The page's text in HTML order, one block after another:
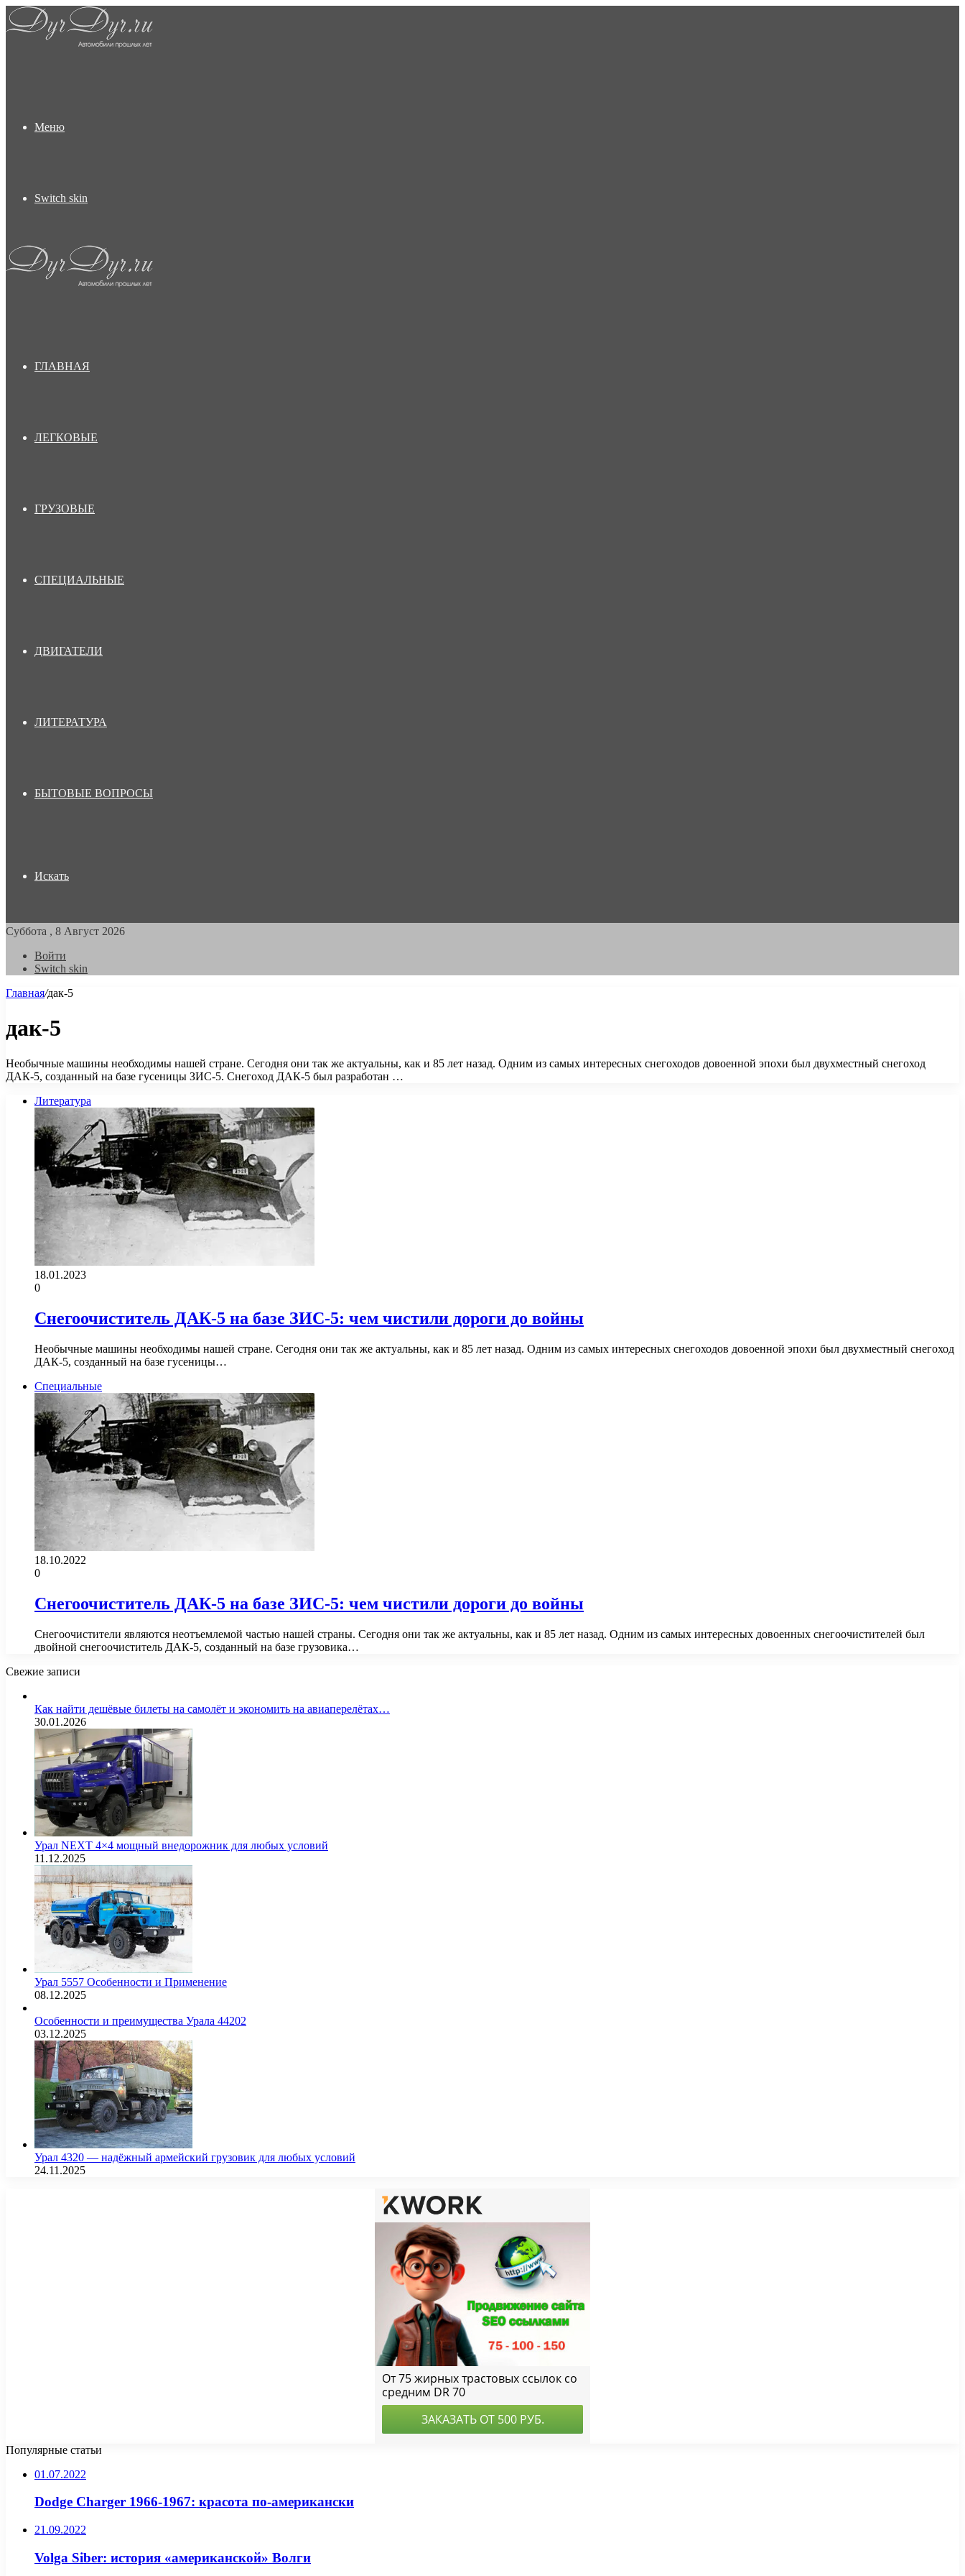
Меню
Switch skin
ГЛАВНАЯ
ЛЕГКОВЫЕ
ГРУЗОВЫЕ
СПЕЦИАЛЬНЫЕ
ДВИГАТЕЛИ
ЛИТЕРАТУРА
БЫТОВЫЕ ВОПРОСЫ
Искать
Суббота , 8 Август 2026
Войти
Switch skin
Главная/дак-5
дак-5
Необычные машины необходимы нашей стране. Сегодня они так же актуальны, как и 85 лет назад. Одним из самых интересных снегоходов довоенной эпохи был двухместный снегоход
ДАК-5, созданный на базе гусеницы ЗИС-5. Снегоход ДАК-5 был разработан …
Литература
18.01.2023
0
Снегоочиститель ДАК-5 на базе ЗИС-5: чем чистили дороги до войны
Необычные машины необходимы нашей стране. Сегодня они так же актуальны, как и 85 лет назад. Одним из самых интересных снегоходов довоенной эпохи был двухместный снегоход
ДАК-5, созданный на базе гусеницы…
Специальные
18.10.2022
0
Снегоочиститель ДАК-5 на базе ЗИС-5: чем чистили дороги до войны
Снегоочистители являются неотъемлемой частью нашей страны. Сегодня они так же актуальны, как и 85 лет назад. Одним из самых интересных довоенных снегоочистителей был
двойной снегоочиститель ДАК-5, созданный на базе грузовика…
Свежие записи
Как найти дешёвые билеты на самолёт и экономить на авиаперелётах…
30.01.2026
Урал NEXT 4×4 мощный внедорожник для любых условий
11.12.2025
Урал 5557 Особенности и Применение
08.12.2025
Особенности и преимущества Урала 44202
03.12.2025
Урал 4320 — надёжный армейский грузовик для любых условий
24.11.2025
Популярные статьи
01.07.2022
Dodge Charger 1966-1967: красота по-американски
21.09.2022
Volga Siber: история «американской» Волги